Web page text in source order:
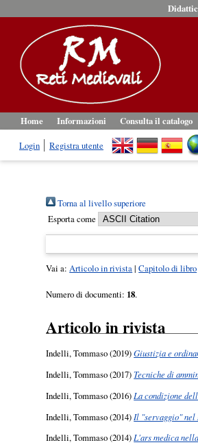
Home Informazioni
Consulta il catalogo
Login
Registra utente
Torna al livello superiore
Esporta come
Vai a:Articolo in rivista|Capitolo di libro
Numero di documenti: 18.
Articolo in rivista
Indelli, Tommaso(2019)Giustizia e
Indelli, Tommaso(2017)Tecniche di
Indelli, Tommaso(2016)La condizione
Indelli, Tommaso(2014) Il "servaggio" nel
Indelli, Tommaso(2014)L'ars medica